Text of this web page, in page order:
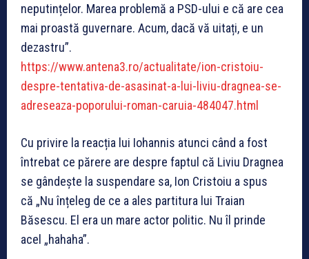
neputințelor. Marea problemă a PSD-ului e că are cea
mai proastă guvernare. Acum, dacă vă uitați, e un
dezastru”.
https://www.antena3.ro/actualitate/ion-cristoiu-
despre-tentativa-de-asasinat-a-lui-liviu-dragnea-se-
adreseaza-poporului-roman-caruia-484047.html
Cu privire la reacția lui Iohannis atunci când a fost
întrebat ce părere are despre faptul că Liviu Dragnea
se gândește la suspendare sa, Ion Cristoiu a spus
că „Nu înțeleg de ce a ales partitura lui Traian
Băsescu. El era un mare actor politic. Nu îl prinde
acel „hahaha”.